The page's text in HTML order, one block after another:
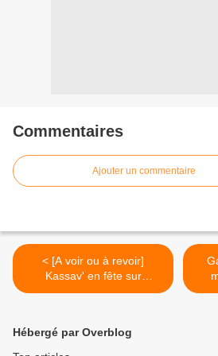
Commentaires
Ajouter un commentaire
< [A voir ou à revoir]
Kassav' en fête sur
France...
Hébergé par Overblog